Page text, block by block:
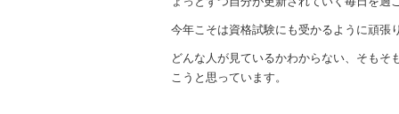
今年こそは資格試験にも受かるように頑張
どんな人が見ているかわからない、そも
こうと思っています。